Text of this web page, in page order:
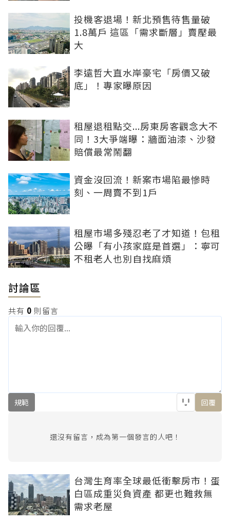
投機客退場！新北預售待售量破
1.8萬戶 這區「需求斷層」賣壓最
大
李遠哲大直水岸豪宅「房價又破
底」！專家曝原因
租屋退租點交...房東房客觀念大不
同！3大爭端曝：牆面油漆、沙發
賠償最常鬧翻
資金沒回流！新案市場陷最慘時
刻、一周賣不到1戶
租屋市場多殘忍老了才知道！包租
公曝「有小孩家庭是首選」：寧可
不租老人也別自找麻煩
討論區
共有 0 則留言
規範 回覆
還沒有留言，成為第一個發言的人吧！
台灣生育率全球最低衝擊房市！蛋
白區成重災負資產 都更也難救無
需求老屋